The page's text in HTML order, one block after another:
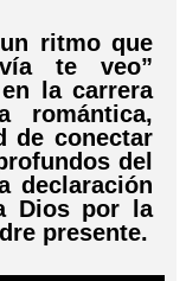
ritmo que
te veo”
la carrera
romántica,
de conectar
del
declaración
Dios por la
presente.